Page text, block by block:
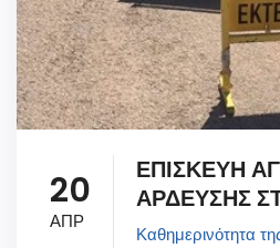
20
ΑΠΡ
ΕΠΙΣΚΕΥΗ
ΑΡΔΕΥΣΗΣ
Καθημερινότητα